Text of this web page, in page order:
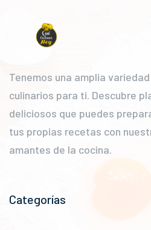
Tenemos una amplia
culinarios para ti. Descubre
deliciosos que puedes
tus propias recetas con
amantes de la cocina.
Categorías